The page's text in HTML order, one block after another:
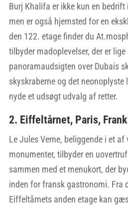
Burj Khalifa er ikke kun en
men er også hjemsted for en
den 122. etage finder du
tilbyder madoplevelser, der er
panoramaudsigten over Dubais
skyskraberne og det
nyde et udsøgt udvalg af retter.
2. Eiffeltårnet, Paris,
Le Jules Verne, beliggende i et
monumenter, tilbyder en
sammen med et menukort, der
inden for fransk gastronomi. Fra
Eiffeltårnets anden etage kan